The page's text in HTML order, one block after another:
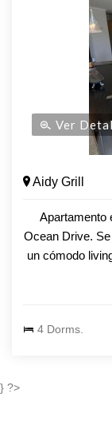
Ver
Aidy Grill
Apartamento
Ocean Drive.
un cómodo
garaje. El
piscina
4 Dorms.
} ?>